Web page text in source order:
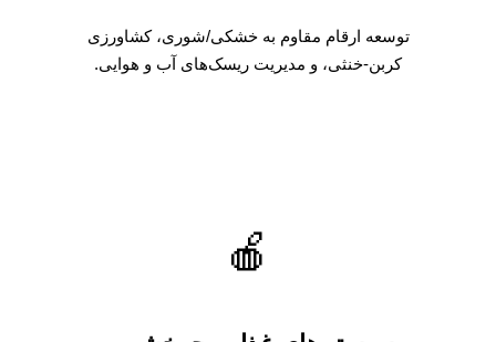
توسعه ارقام مقاوم به خشکی/شوری، کشاورزی
کربن-خنثی، و مدیریت ریسک‌های آب و هوایی.
🍎